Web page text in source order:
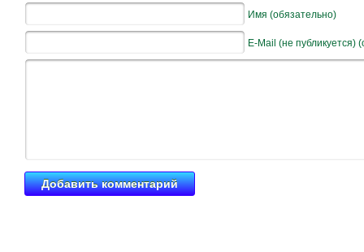
Имя (обязательно)
E-Mail (не публикуется)